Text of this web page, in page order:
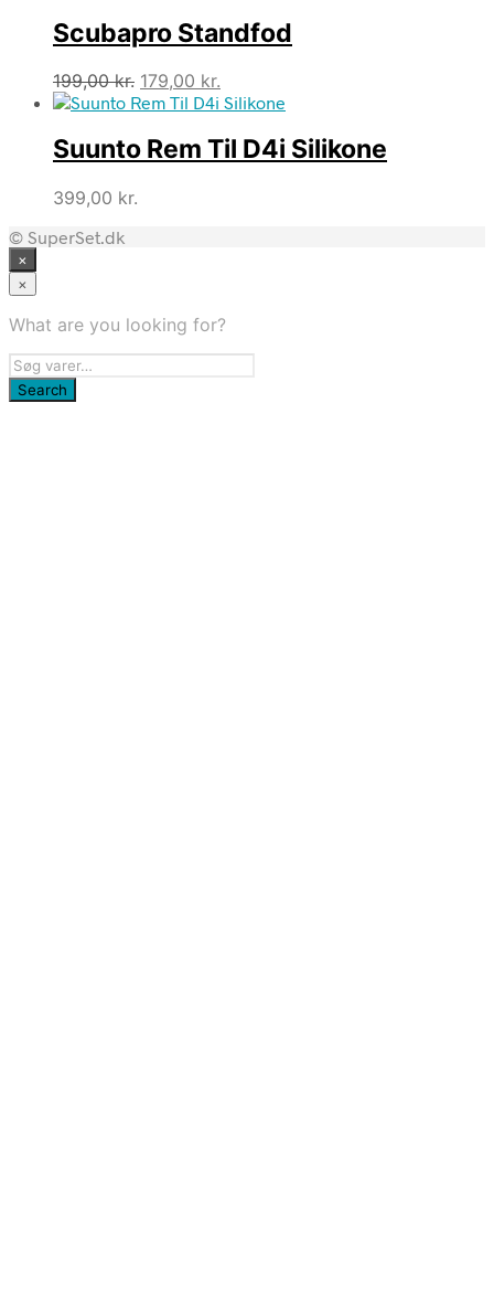
3.499,00 kr..3.149,00 kr..
Scubapro Standfod
199,00kr. Den
oprindelige
var:
199,00 kr..
179,00 kr.
aktuelle
er:
179,00 kr..
Suunto Rem Til D4i Silikone
399,00 kr.
© SuperSet.dk
×
×
What are you looking for?